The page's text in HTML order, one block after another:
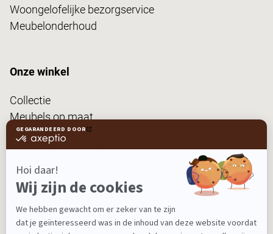
Woongelofelijke bezorgservice
Meubelonderhoud
Onze winkel
Collectie
Meubels op maat
Interieuradvies
Vloer • Raam • Muur
Restaurant ROOST
Woonblog
Binnenkijken bij...
FanPas